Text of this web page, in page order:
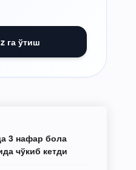
га ўтиш
3 нафар бола
чўкиб кетди